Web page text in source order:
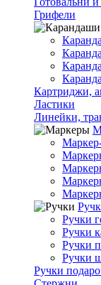
Грифели
Картриджи,
Ластики
Линейки,
Ручки
Ручки
Ручки
Ручки
Ручки